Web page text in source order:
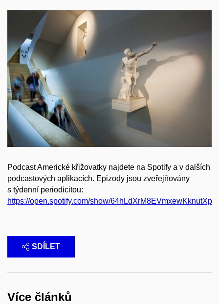
Podcast Americké křižovatky najdete na Spotify a v dalších
podcastových aplikacích. Epizody jsou zveřejňovány
s týdenní periodicitou:
https://open.spotify.com/show/64hLdXrM8EVmxewKknutXp
SDÍLET
Více článků